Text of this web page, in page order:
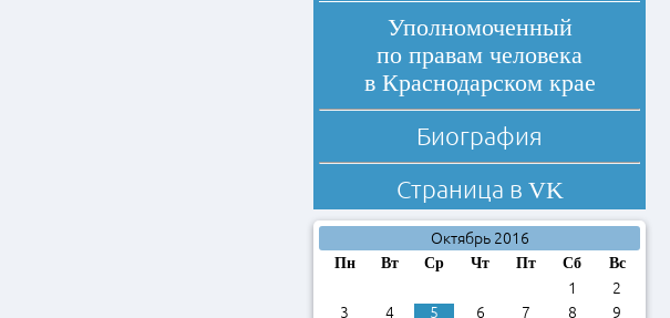
Уполномоченный
по правам человека
в Краснодарском крае
Биография
Страница в VK
Октябрь 2016
Пн Вт Ср Чт Пт Сб Вс
1
2
3
4 5 6 7 8 9